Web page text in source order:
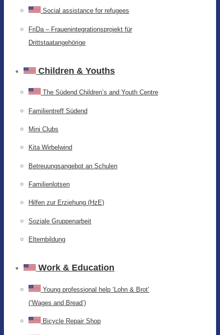
Social assistance for refugees
FriDa – Frauenintegrationsprojekt für
Drittstaatangehörige
Children & Youths
The Südend Children’s and Youth Centre
Familientreff Südend
Mini Clubs
Kita Wirbelwind
Betreuungsangebot an Schulen
Familienlotsen
Hilfen zur Erziehung (HzE)
Soziale Gruppenarbeit
Elternbildung
Work & Education
Young professional help ‘Lohn & Brot’
(‘Wages and Bread’)
Bicycle Repair Shop